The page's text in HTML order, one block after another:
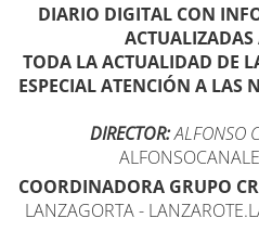
DIARIO DIGITAL CON
TODA LA ACTUALIDAD DE
ESPECIAL ATENCIÓN A LAS
DIRECTOR:ALFONSO
COORDINADORA GRUPO
LANZAGORTA -